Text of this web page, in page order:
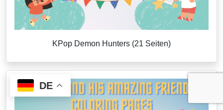
KPop Demon Hunters (21 Seiten)
DE